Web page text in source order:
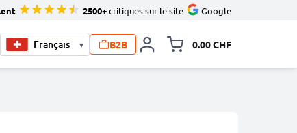
2500+critiques sur le site Google
▾ B2B 0.00 CHF